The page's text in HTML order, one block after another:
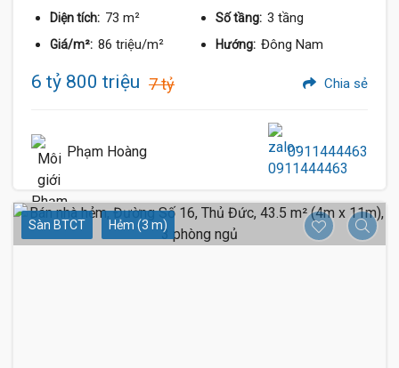
Diện tích: 73 m² Số tầng: 3 tầng
Giá/m²: 86 triệu/m² Hướng: Đông Nam
6 tỷ 800 triệu 7 tỷ Chia sẻ
Phạm Hoàng 0911444463
Sàn BTCT Hẻm (3 m)